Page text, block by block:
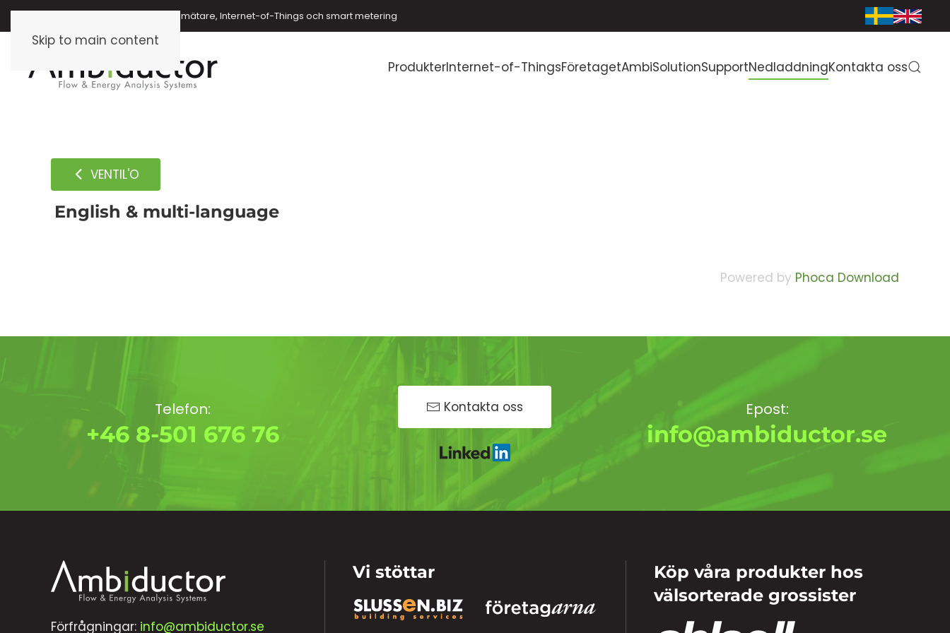
Skip to main content
Energimätare, vattenmätare, oljemätare, Internet-of-Things och smart metering
ProdukterInternet-of-ThingsFöretagetAmbiSolutionSupportNedladdningKontakta oss
VENTIL'O
English & multi-language
Powered by Phoca Download
Telefon:
+46 8-501 676 76
Kontakta oss Epost:
info@ambiductor.se
Förfrågningar: info@ambiductor.se
Vi stöttar
Köp våra produkter hos
välsorterade grossister